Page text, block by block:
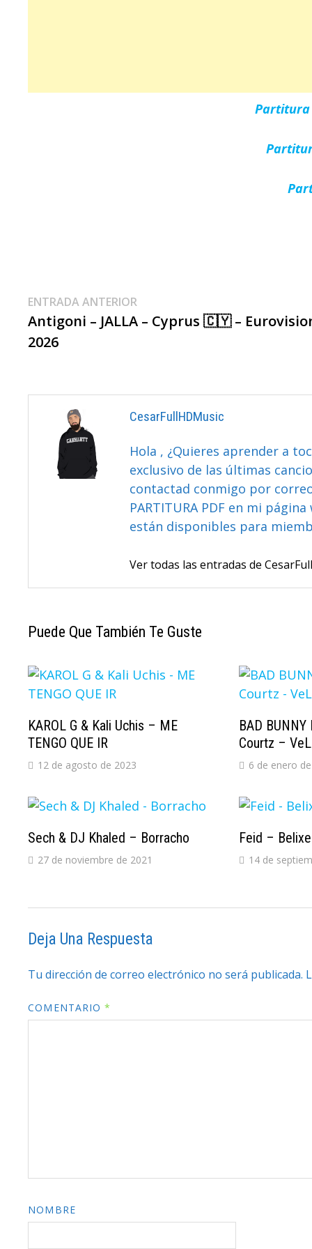
Navegación
De
ENTRADA ANTERIOR
anterior:
Antigoni – JALLA – Cyprus 🇨🇾 –
2026
CesarFullHDMusic
Hola , ¿Quieres aprender a
exclusivo de las últimas
contactad conmigo por
PARTITURA PDF en mi
están disponibles para
Ver todas las entradas de
Puede Que También Te Guste
KAROL G & Kali Uchis – ME
TENGO QUE IR
12 de agosto de 2023
BAD
Courtz –
6 de enero
Sech & DJ Khaled – Borracho
27 de noviembre de 2021
Feid – Belixe
14 de
Deja Una Respuesta
Tu dirección de correo electrónico no será publicada.
COMENTARIO*
NOMBRE